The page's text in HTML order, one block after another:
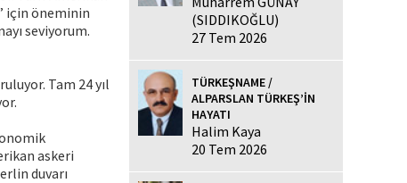
için öneminin
seviyorum.
Tam 24 yıl
askeri
duvarı
(SIDDIKOĞLU)
27 Tem 2026
TÜRKEŞNAME /
ALPARSLAN TÜRKEŞ’İN
HAYATI
Halim Kaya
20 Tem 2026